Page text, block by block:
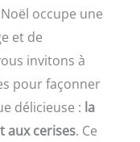
occupe une
et de
invitons à
pour façonner
délicieuse : la
aux cerises. Ce